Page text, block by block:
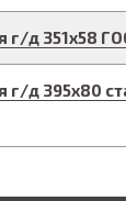
г/д 351х58
г/д 395х80